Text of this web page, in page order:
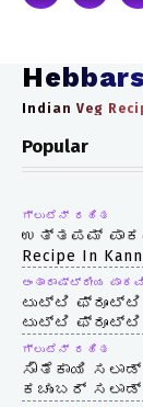
Indian Veg
Popular
ಗ್ಲುಟೆನ್ ರಹಿತ
ಉತ್ತಪಮ್
Recipe In
ಅಂತಾರಾಷ್ಟ್ರೀಯ
ಟುಟ್ಟಿ ಫ್ರೂಟ್ಟಿ
ಟುಟ್ಟಿ
ಗ್ಲುಟೆನ್ ರಹಿತ
ಸೌತೆಕಾಯಿ ಸಲಾಡ್ |
ಕಚುಂಬರ್ ಸಲಾಡ್